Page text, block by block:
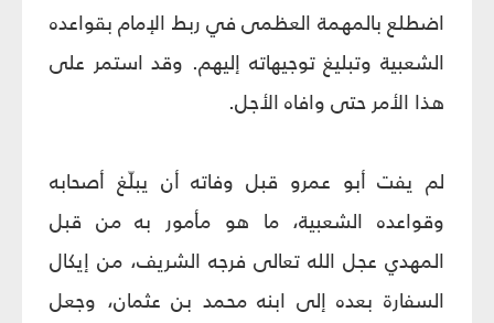
اضطلع بالمهمة العظمى في ربط الإمام بقواعده
الشعبية وتبليغ توجيهاته إليهم. وقد استمر على
هذا الأمر حتى وافاه الأجل.
لم يفت أبو عمرو قبل وفاته أن يبلّغ أصحابه
وقواعده الشعبية، ما هو مأمور به من قبل
المهدي عجل الله تعالى فرجه الشريف، من إيكال
السفارة بعده إلى ابنه محمد بن عثمان، وجعل